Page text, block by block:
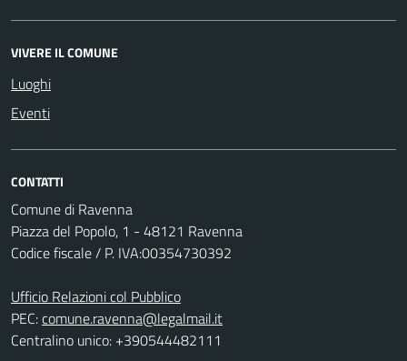
VIVERE IL COMUNE
Luoghi
Eventi
CONTATTI
Comune di Ravenna
Piazza del Popolo, 1 - 48121 Ravenna
Codice fiscale / P. IVA:00354730392
Ufficio Relazioni col Pubblico
PEC:comune.ravenna@legalmail.it
Centralino unico: +390544482111